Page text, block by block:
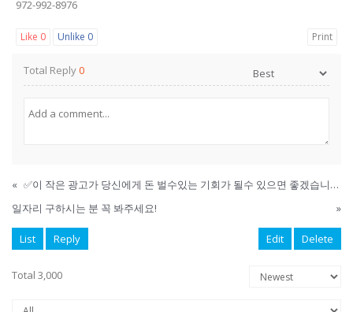
972-992-8976
Like 0 Unlike 0 Print
Total Reply0
«
✅이 작은 광고가 당신에게 돈 벌수있는 기회가 될수 있으면 좋겠습니다✅
일자리 구하시는 분 꼭 봐주세요!
»
List Reply Edit Delete
Total 3,000